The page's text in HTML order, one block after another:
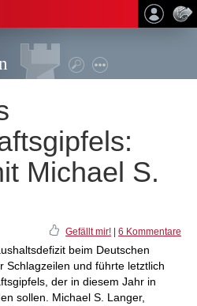
Michael S.
Gefällt mir! 6 Kommentare
beim Deutschen
Schlagzeilen und führte letztlich
der in diesem Jahr in
sollen. Michael S. Langer,